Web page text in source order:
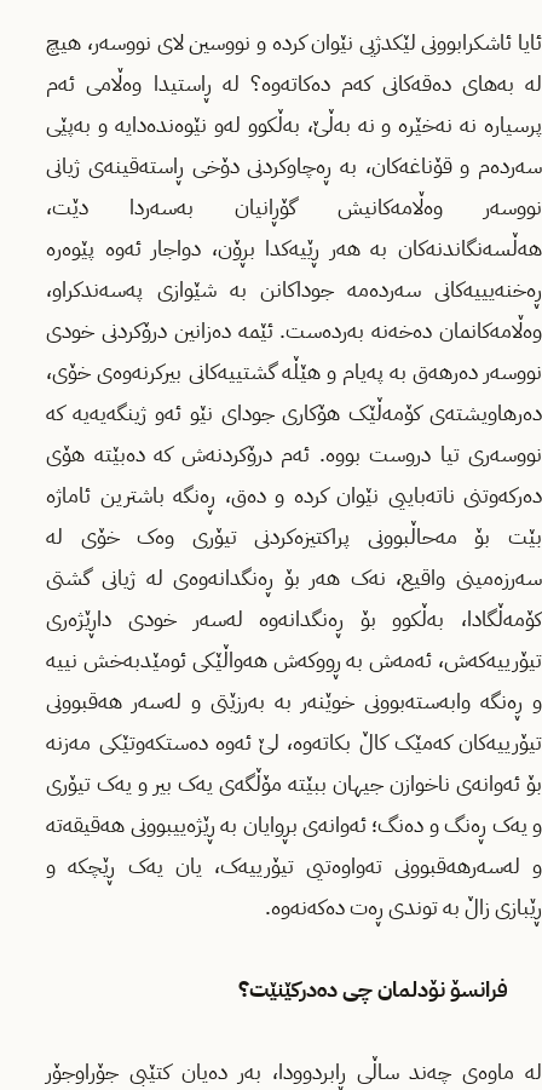
ئایا ئاشکرابوونی لێکدژیی نێوان کردە و نووسین لای نووسەر، هیچ
لە بەهای دەقەکانی کەم دەکاتەوە؟ لە ڕاستیدا وەڵامی ئەم
پرسیارە نە نەخێرە و نە بەڵێ، بەڵکوو لەو نێوەندەدایە و بەپێی
سەردەم و قۆناغەکان، بە ڕەچاوکردنی دۆخی ڕاستەقینەی ژیانی
نووسەر وەڵامەکانیش گۆڕانیان بەسەردا دێت،
هەڵسەنگاندنەکان بە هەر ڕێیەکدا بڕۆن، دواجار ئەوە پێوەرە
ڕەخنەیییەکانی سەردەمە جوداکانن بە شێوازی پەسەندکراو،
وەڵامەکانمان دەخەنە بەردەست. ئێمە دەزانین درۆکردنی خودی
نووسەر دەرهەق بە پەیام و هێڵە گشتییەکانی بیرکرنەوەی خۆی،
دەرهاویشتەی کۆمەڵێک هۆکاری جودای نێو ئەو ژینگەیەیە کە
نووسەری تیا دروست بووە. ئەم درۆکردنەش کە دەبێتە هۆی
دەرکەوتنی ناتەباییی نێوان کردە و دەق، ڕەنگە باشترین ئاماژە
بێت بۆ مەحاڵبوونی پراکتیزەکردنی تیۆری وەک خۆی لە
سەرزەمینی واقیع، نەک هەر بۆ ڕەنگدانەوەی لە ژیانی گشتی
کۆمەڵگادا، بەڵکوو بۆ ڕەنگدانەوە لەسەر خودی داڕێژەری
تیۆرییەکەش، ئەمەش بە ڕووکەش هەواڵێکی ئومێدبەخش نییە
و ڕەنگە وابەستەبوونی خوێنەر بە بەرزێتی و لەسەر هەقبوونی
تیۆرییەکان کەمێک کاڵ بکاتەوە، لێ ئەوە دەستکەوتێکی مەزنە
بۆ ئەوانەی ناخوازن جیهان ببێتە مۆڵگەی یەک بیر و یەک تیۆری
و یەک ڕەنگ و دەنگ؛ ئەوانەی بڕوایان بە ڕێژەییبوونی هەقیقەتە
و لەسەرهەقبوونی تەواوەتیی تیۆرییەک، یان یەک ڕێچکە و
ڕێبازی زاڵ بە توندی ڕەت دەکەنەوە.
فرانسۆ نۆدلمان چی دەدرکێنێت؟
لە ماوەی چەند ساڵی ڕابردوودا، بەر دەیان کتێبی جۆراوجۆر